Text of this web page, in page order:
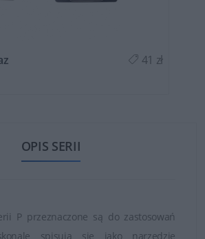
41 zł
OPIS SERII
P przeznaczone są do zastosowań
spisują się jako narzędzie